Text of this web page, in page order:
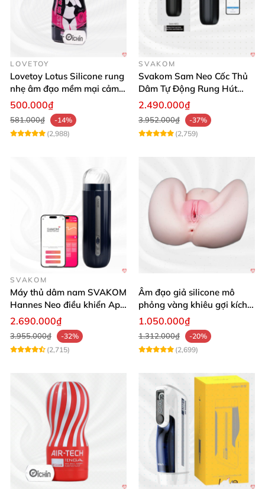
LOVETOY
Lovetoy Lotus Silicone rung
nhẹ âm đạo mềm mại cảm
giác thật
500.000₫
581.000₫
-14%
(2,988)
SVAKOM
Svakom Sam Neo Cốc Thủ
Dâm Tự Động Rung Hút
App Điều Khiển Xa
2.490.000₫
3.952.000₫
-37%
(2,759)
SVAKOM
Máy thủ dâm nam SVAKOM
Hannes Neo điều khiển App
tương tác
2.690.000₫
3.955.000₫
-32%
(2,715)
Âm đạo giả silicone mô
phỏng vàng khiêu gợi kích
thích mua
1.050.000₫
1.312.000₫
-20%
(2,699)